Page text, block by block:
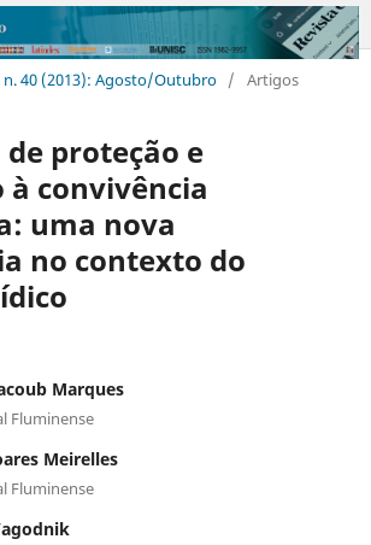
n. 40 (2013): Agosto/Outubro / Artigos
proteção e
convivência
uma nova
no contexto do
Marques
Fluminense
Meirelles
Fluminense